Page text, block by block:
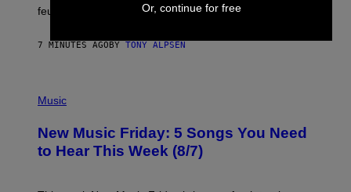
feud.
7 MINUTES AGO BY TONY ALPSEN
H
O
C
R
Music
New Music Friday: 5 Songs You Need
to Hear This Week (8/7)
Or, continue for free